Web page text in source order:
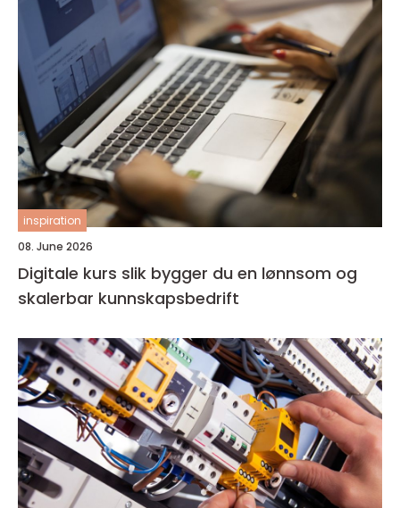
inspiration
08. June 2026
Digitale kurs slik bygger du en lønnsom og
skalerbar kunnskapsbedrift